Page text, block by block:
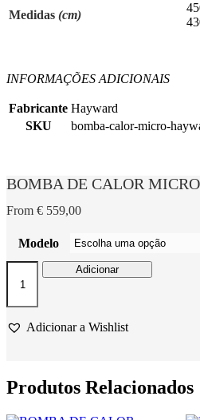
Medidas (cm)
INFORMAÇÕES ADICIONAIS
Fabricante Hayward
SKU
bomba-calor-micro-
BOMBA DE CALOR
From € 559,00
Modelo
Quantidade
DE
CALOR
Adicionar
Adicionar a Wishlist
Produtos Relacionados